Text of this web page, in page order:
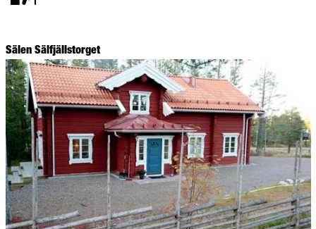
Sälen Sälfjällstorget